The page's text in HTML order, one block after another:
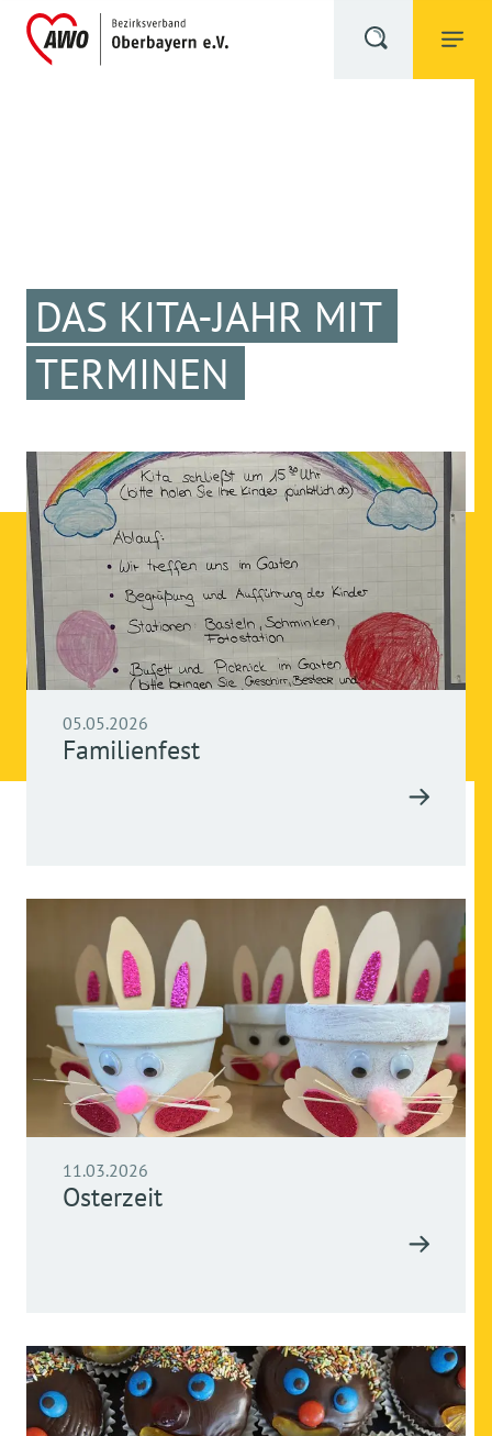
DAS KITA-JAHR MIT
TERMINEN
05.05.2026
Familienfest
11.03.2026
Osterzeit